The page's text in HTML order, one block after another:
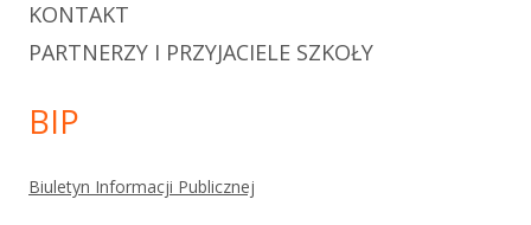
KONTAKT
PARTNERZY I PRZYJACIELE SZKOŁY
BIP
Biuletyn Informacji Publicznej